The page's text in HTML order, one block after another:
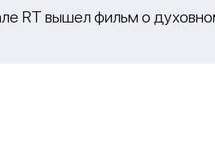
RT вышел фильм о